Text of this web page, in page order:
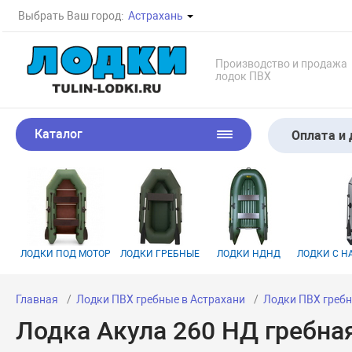
Выбрать Ваш город: Астрахань
Производство и продажа
лодок ПВХ
Каталог Оплата и
ЛОДКИ ПОД МОТОР ЛОДКИ ГРЕБНЫЕ ЛОДКИ НДНД ЛОДКИ С
Главная Лодки ПВХ гребные в Астрахани Лодки ПВХ
Лодка Акула 260 НД